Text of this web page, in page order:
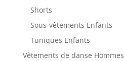
Shorts
Sous-vêtements Enfants
Tuniques Enfants
Vêtements de danse Hommes